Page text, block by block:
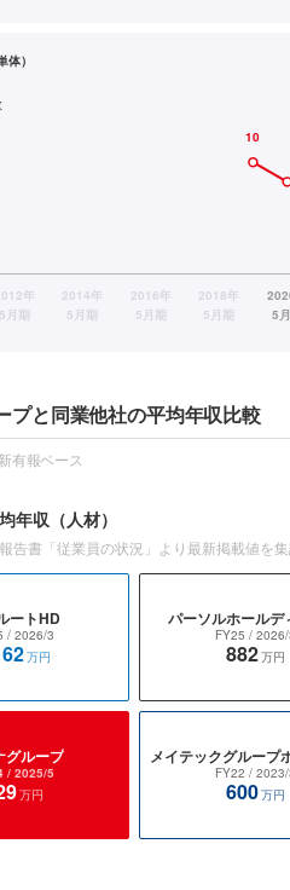
）
プと同業他社の平均年収比較
有報ベース
年収 （人材）
告書「従業員の状況」より最新掲載値を
ートHD
/ 2026/3
万円
パーソルホールデ
FY25 /
882万円
グループ
/ 2025/5
万円
FY22 /
600万円